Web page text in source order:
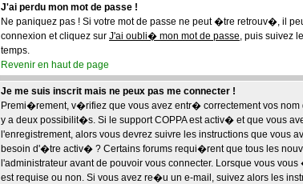
J'ai perdu mon mot de passe !
Ne paniquez pas ! Si votre mot de passe ne peut �tre retrouv�, il
connexion et cliquez sur J'ai oubli� mon mot de passe, puis suivez
temps.
Revenir en haut de page
Je me suis inscrit mais ne peux pas me connecter !
Premi�rement, v�rifiez que vous avez entr� correctement vos
y a deux possibilit�s. Si le support COPPA est activ� et que vous
l'enregistrement, alors vous devrez suivre les instructions que
besoin d'�tre activ� ? Certains forums requi�rent que tous les
l'administrateur avant de pouvoir vous connecter. Lorsque vous
est requise ou non. Si vous avez re�u un e-mail, suivez alors les